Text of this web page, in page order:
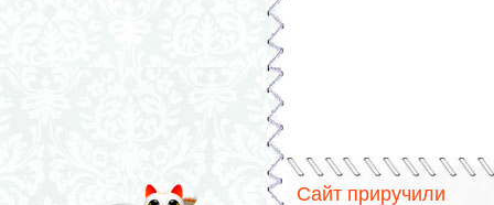
Сайт приручили